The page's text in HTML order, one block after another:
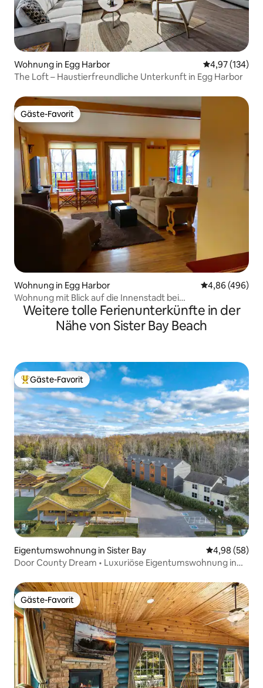
Wohnung in Egg Harbor
4,97 (134)
The Loft – Haustierfreundliche Unterkunft in Egg Harbor
Gäste-Favorit
Gäste-Favorit
Wohnung in Egg Harbor
4,86 (496)
Wohnung mit Blick auf die Innenstadt bei
Sonnenuntergang
Weitere tolle Ferienunterkünfte in der
Nähe von Sister Bay Beach
Beliebter Gäste-Favorit.
Gäste-Favorit
Eigentumswohnung in Sister Bay
4,98 (58)
Door County Dream • Luxuriöse Eigentumswohnung in
Gäste-Favorit
Gäste-Favorit